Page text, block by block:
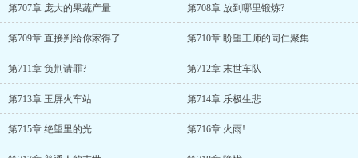
第707章 庞大的果蔬产量 第708章 放到哪里锻炼?
第709章 直接判给你家得了 第710章 盼望王师的同仁聚集
第711章 负荆请罪? 第712章 末世车队
第713章 玉屏火车站 第714章 乐极生悲
第715章 绝望里的光 第716章 火雨!